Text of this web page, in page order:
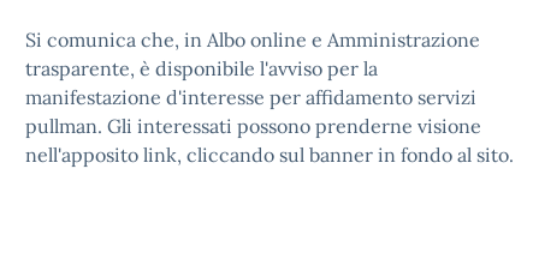
Si comunica che, in Albo online e Amministrazione
trasparente, è disponibile l'avviso per la
manifestazione d'interesse per affidamento servizi
pullman. Gli interessati possono prenderne visione
nell'apposito link, cliccando sul banner in fondo al sito.